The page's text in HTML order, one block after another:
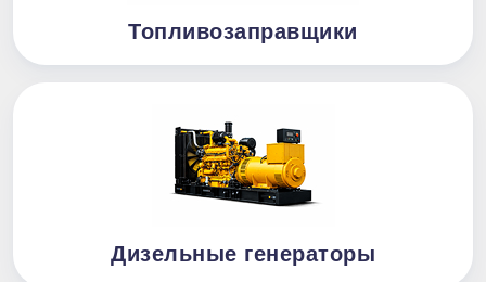
Топливозаправщики
Дизельные генераторы